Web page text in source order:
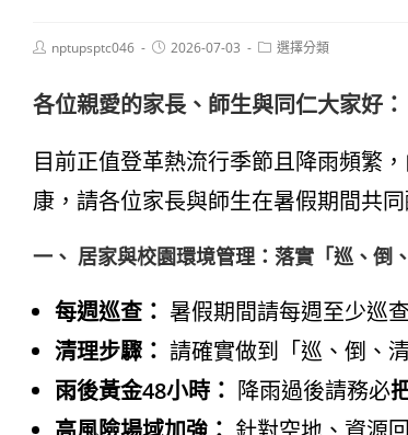
Postnptupsptc046
Post2026-07-03
Post選擇分類
各位親愛的家長、師生與同仁大家好：
目前正值登革熱流行季節且降雨頻繁
康，請各位家長與師生在暑假期間共
一、 居家與校園環境管理：落實「巡、倒
每週巡查： 暑假期間請每週至少巡
清理步驟： 請確實做到「巡、倒、
雨後黃金48小時： 降雨過後請務必